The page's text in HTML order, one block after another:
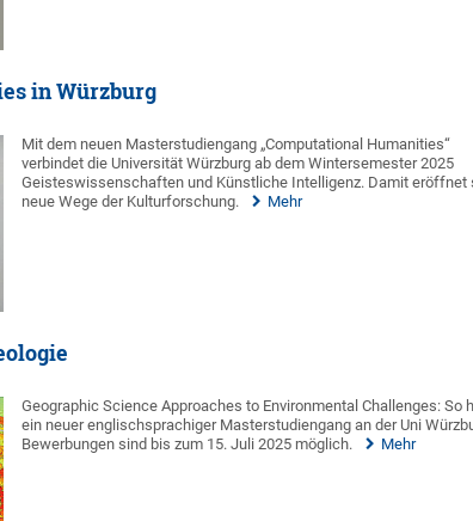
in Würzburg
Mit dem neuen Masterstudiengang „Computational Humanities“
verbindet die Universität Würzburg ab dem Wintersemester 2025
Geisteswissenschaften und Künstliche Intelligenz. Damit eröffnet
neue Wege der Kulturforschung.
Mehr
Geographic Science Approaches to Environmental Challenges: So
ein neuer englischsprachiger Masterstudiengang an der Uni
Bewerbungen sind bis zum 15. Juli 2025 möglich.
Mehr